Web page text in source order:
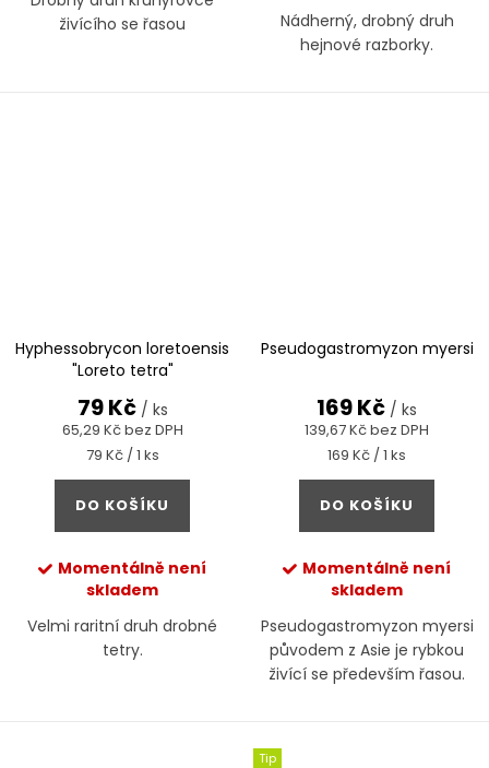
živícího se řasou
Nádherný, drobný druh
hejnové razborky.
Hyphessobrycon loretoensis
"Loreto tetra"
65,29 Kč bez DPH
79 Kč / ks
Měrná
cena:
79 Kč / 1 ks
DO KOŠÍKU
Momentálně není
skladem
Velmi raritní druh drobné
tetry.
Pseudogastromyzon myersi
139,67 Kč bez DPH
169 Kč / ks
Měrná
cena:
169 Kč / 1 ks
DO KOŠÍKU
Momentálně není
skladem
Pseudogastromyzon myersi
původem z Asie je rybkou
živící se především řasou.
Tip